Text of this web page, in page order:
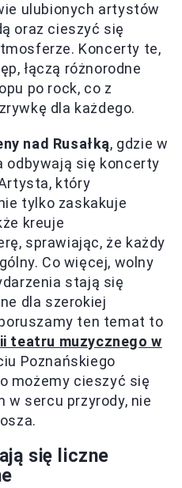
ulubionych artystów
oraz cieszyć się
Koncerty te,
łączą różnorodne
po rock, co z
dla każdego.
nad Rusałką, gdzie w
odbywają się koncerty
który
tylko zaskakuje
kreuje
sprawiając, że każdy
Co więcej, wolny
stają się
dla szerokiej
ten temat to
teatru muzycznego w
Poznańskiego
możemy cieszyć się
w sercu przyrody, nie
się liczne